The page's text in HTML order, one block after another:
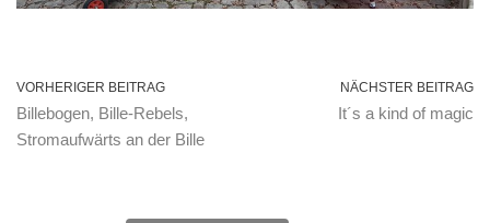
VORHERIGER BEITRAG
Billebogen, Bille-Rebels,
Stromaufwärts an der Bille
NÄCHSTER BEITRAG
It´s a kind of magic